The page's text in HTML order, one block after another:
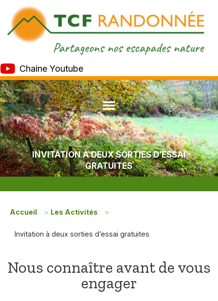
Chaine Youtube
INVITATION À DEUX SORTIES D’ESSAI
GRATUITES
Accueil > Les Activités >
Invitation à deux sorties d’essai gratuites
Nous connaître avant de vous
engager